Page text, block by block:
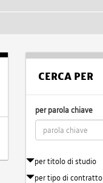
CERCA PER
per parola chiave
per titolo di studio
per tipo di contratto